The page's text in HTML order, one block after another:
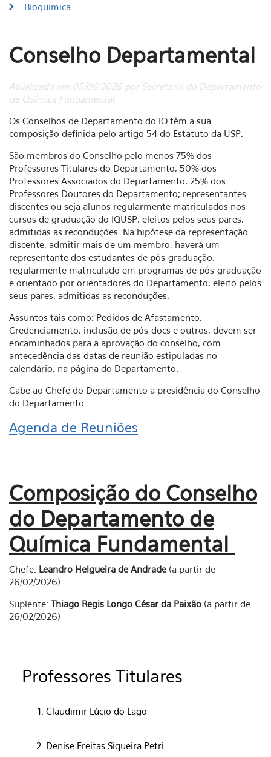
Bioquímica
Conselho Departamental
Atualizado em 05/06/2026 por Secretaria do Departamento
de Química Fundamental
Os Conselhos de Departamento do IQ têm a sua
composição definida pelo artigo 54 do Estatuto da USP.
São membros do Conselho pelo menos 75% dos
Professores Titulares do Departamento; 50% dos
Professores Associados do Departamento; 25% dos
Professores Doutores do Departamento; representantes
discentes ou seja alunos regularmente matriculados nos
cursos de graduação do IQUSP, eleitos pelos seus pares,
admitidas as reconduções. Na hipótese da representação
discente, admitir mais de um membro, haverá um
representante dos estudantes de pós-graduação,
regularmente matriculado em programas de pós-graduação
e orientado por orientadores do Departamento, eleito pelos
seus pares, admitidas as reconduções.
Assuntos tais como: Pedidos de Afastamento,
Credenciamento, inclusão de pós-docs e outros, devem ser
encaminhados para a aprovação do conselho, com
antecedência das datas de reunião estipuladas no
calendário, na página do Departamento.
Cabe ao Chefe do Departamento a presidência do Conselho
do Departamento.
Agenda de Reuniões
Composição do Conselho
do Departamento de
Química Fundamental
Chefe: Leandro Helgueira de Andrade(a partir de
26/02/2026)
Suplente: Thiago Regis Longo César da Paixão (a partir de
26/02/2026)
Professores Titulares
Claudimir Lúcio do Lago
Denise Freitas Siqueira Petri